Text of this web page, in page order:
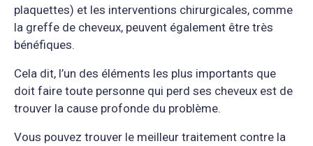
plaquettes) et les interventions chirurgicales, comme
la greffe de cheveux, peuvent également être très
bénéfiques.
Cela dit, l’un des éléments les plus importants que
doit faire toute personne qui perd ses cheveux est de
trouver la cause profonde du problème.
Vous pouvez trouver le meilleur traitement contre la